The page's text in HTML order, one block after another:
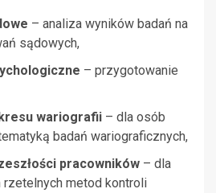
– analiza wyników badań na
sądowych,
– przygotowanie
wariografii – dla osób
badań wariograficznych,
pracowników – dla
metod kontroli